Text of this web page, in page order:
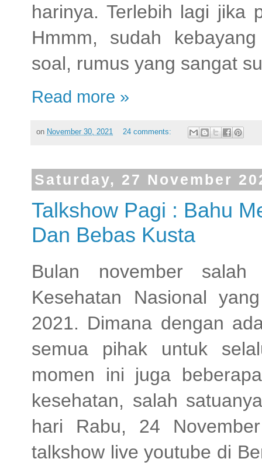
harinya. Terlebih lagi jika
Hmmm, sudah
soal, rumus yang sangat
Read more »
on November 30, 2021 24 comments:
Saturday, 27 November
Talkshow Pagi : Bahu
Dan Bebas Kusta
Bulan november
Kesehatan Nasional
2021. Dimana dengan
semua pihak untuk
momen ini juga
kesehatan, salah
hari Rabu, 24
talkshow live youtube di